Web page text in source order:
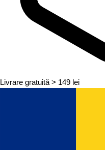
Livrare gratuită > 149 lei